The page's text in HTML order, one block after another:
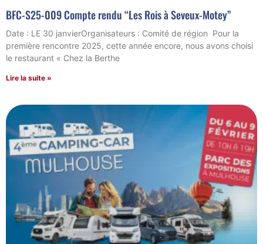
BFC-S25-009 Compte rendu “Les Rois à Seveux-Motey”
Date : LE 30 janvierOrganisateurs : Comité de région Pour la
première rencontre 2025, cette année encore, nous avons choisi
le restaurant « Chez la Berthe
Lire la suite »